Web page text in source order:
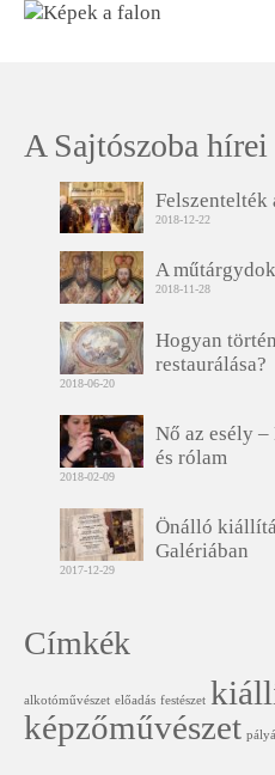
A Sajtószoba hírei
Felszentelték
2018-12-22
A
2018-11-28
Hogyan
restaurálása?
2018-06-20
Nő az esély
és rólam
2018-02-09
Önálló
Galériában
2017-12-29
Címkék
alkotóművészet előadás festészet
képzőművészet